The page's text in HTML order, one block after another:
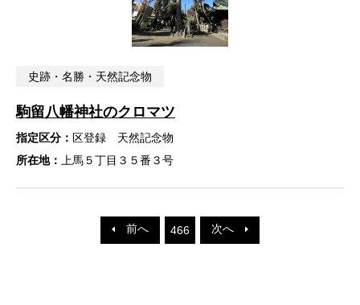
史跡・名勝・天然記念物
駒留八幡神社のクロマツ
指定区分： 区登録 天然記念物
所在地：
上馬５丁目３５番３号
前へ 466 次へ